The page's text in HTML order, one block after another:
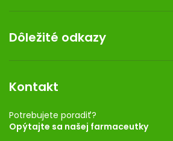
Doprava a platba
Darček k nákupu
Kontakt
Dermocentrum
Dôležité odkazy
Rozhodnutie na prevádzku
Registrácia
Ponuka pre firmy
Kontakt
Potrebujete poradiť?
Opýtajte sa našej farmaceutky